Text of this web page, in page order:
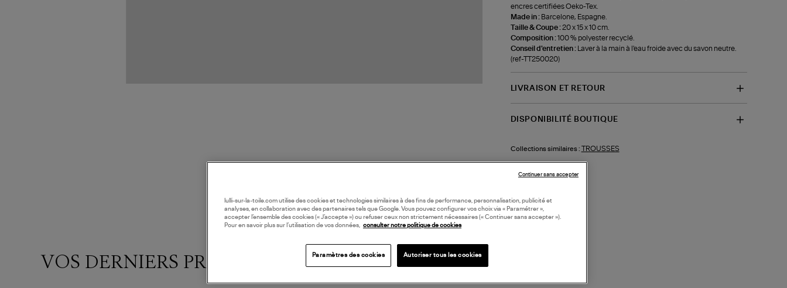
encres certifiées Oeko-Tex.
Made in : Barcelone, Espagne.
Taille & Coupe :20 x 15 x 10 cm.
Composition :100 % polyester recyclé.
Conseil d'entretien :
Laver à la main à l'eau froide avec du savon neutre.
(ref-TT250020)
LIVRAISON ET RETOUR
DISPONIBILITÉ BOUTIQUE
Collections similaires : TROUSSES
VOS DERNIERS PRODUITS VUS
lulli-sur-la-toile.com utilise des cookies et technologies similaires à des fins de performance, personnalisation, publicité et
analyses, en collaboration avec des partenaires tels que Google. Vous pouvez configurer vos choix via « Paramétrer »,
accepter l’ensemble des cookies (« J’accepte ») ou refuser ceux non strictement nécessaires (« Continuer sans accepter »).
Pour en savoir plus sur l’utilisation de vos données, consulter notre politique de cookies
Paramètres des cookies Autoriser tous les cookies
Continuer sans accepter